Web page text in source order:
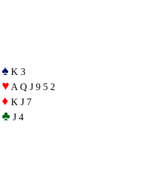
♠ K 3
♥ A Q J 9 5 2
♦ K J 7
♣ J 4